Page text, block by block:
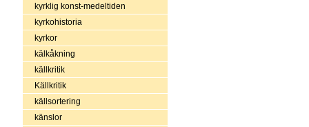
kyrklig konst-medeltiden
kyrkohistoria
kyrkor
kälkåkning
källkritik
Källkritik
källsortering
känslor